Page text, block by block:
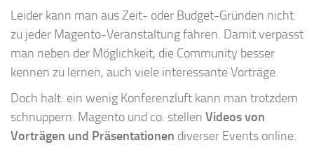
Leider kann man aus Zeit- oder Budget-Gründen nicht
zu jeder Magento-Veranstaltung fahren. Damit verpasst
man neben der Möglichkeit, die Community besser
kennen zu lernen, auch viele interessante Vorträge.
Doch halt: ein wenig Konferenzluft kann man trotzdem
schnuppern. Magento und co. stellen Videos von
Vorträgen und Präsentationen diverser Events online.